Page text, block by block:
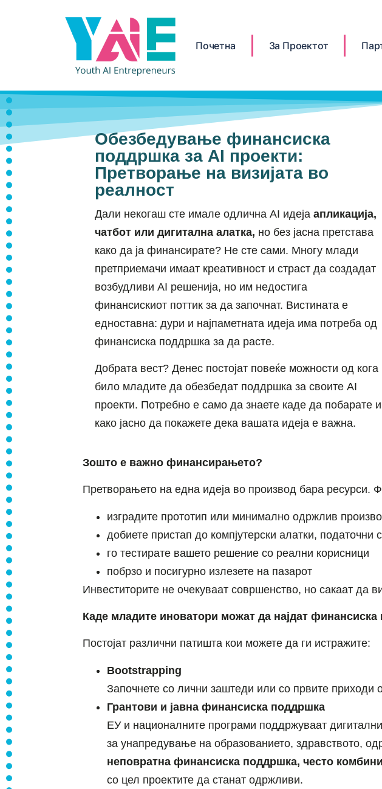
Почетна За Проектот
Oбезбедување финансиска
поддршка за AI проекти:
Претворање на визијата во
реалност
Дали некогаш сте имале одлична AI идеја апликација,
чатбот или дигитална алатка, но без јасна претстава
како да ја финансирате? Не сте сами. Многу млади
претприемачи имаат креативност и страст да создадат
возбудливи AI решенија, но им недостига
финансискиот поттик за да започнат. Вистината е
едноставна: дури и најпаметната идеја има потреба од
финансиска поддршка за да расте.
Добрата вест? Денес постојат повеќе можности од кога
било младите да обезбедат поддршка за своите AI
проекти. Потребно е само да знаете каде да побарате и
како јасно да покажете дека вашата идеја е важна.
Зошто е важно финансирањето?
Претворањето на една идеја во производ бара ресурси.
изградите прототип или минимално одржлив
добиете пристап до компјутерски алатки,
го тестирате вашето решение со реални корисници
побрзо и посигурно излезете на пазарот
Инвеститорите не очекуваат совршенство, но сакаат да
Каде младите иноватори можат да најдат
Постојат различни патишта кои можете да ги истражите:
Bootstrapping
Започнете со лични заштеди или со првите приходи
Грантови и јавна финансиска поддршка
ЕУ и националните програми поддржуваат
за унапредување на образованието, здравството,
неповратна финансиска поддршка, често
со цел проектите да станат одржливи.